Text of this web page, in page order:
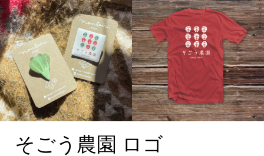
ロゴ 商品シール
ブローチ ユニフォーム イメージ
そごう農園 ロゴ